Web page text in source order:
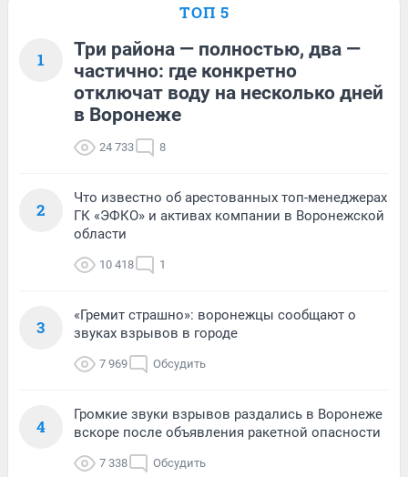
ТОП 5
1
Три района — полностью, два —
частично: где конкретно
отключат воду на несколько дней
в Воронеже
24 733 8
2
Что известно об арестованных топ-менеджерах
ГК «ЭФКО» и активах компании в Воронежской
области
10 418 1
3
«Гремит страшно»: воронежцы сообщают о
звуках взрывов в городе
7 969 Обсудить
4
Громкие звуки взрывов раздались в Воронеже
вскоре после объявления ракетной опасности
7 338 Обсудить